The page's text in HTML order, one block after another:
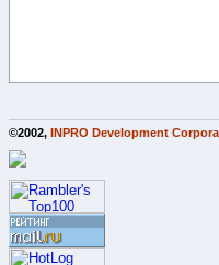
©2002, INPRO Development